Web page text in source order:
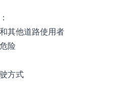
其他道路使用者
险
方式